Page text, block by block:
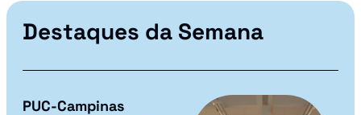
Destaques da Semana
PUC-Campinas